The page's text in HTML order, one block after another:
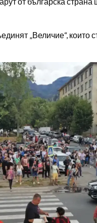
„Величие“, които